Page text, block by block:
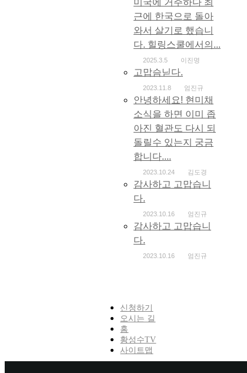
미국에 거주하다 최
근에 한국으로 돌아
와서 살기로 했습니
다. 힐링스쿨에서의...
2025.3.5 이진명
고맙슴닏다.
2023.11.8 엄진규
안녕하세요! 현미채
소식을 하면 이미 좁
아진 혈관도 다시 되
돌릴수 있는지 궁금
합니다....
2023.10.24 김도경
감사하고 고맙습니
다.
2023.10.16 엄진규
감사하고 고맙습니
다.
2023.10.16 엄진규
신청하기
오시는 길
홈
황성수TV
사이트맵